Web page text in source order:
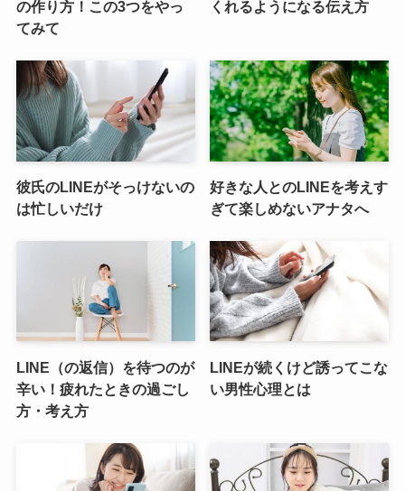
の作り方！この3つをやっ
てみて
くれるようになる伝え方
彼氏のLINEがそっけないの
は忙しいだけ
好きな人とのLINEを考えす
ぎて楽しめないアナタへ
LINE（の返信）を待つのが
辛い！疲れたときの過ごし
方・考え方
LINEが続くけど誘ってこな
い男性心理とは